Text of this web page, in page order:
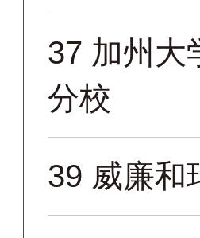
37 加州大
分校
39 威廉和